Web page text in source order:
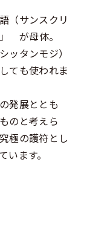
（サンスクリ
が母体。
ッタンモジ）
ても使われま
発展ととも
のと考えら
極の護符とし
います。